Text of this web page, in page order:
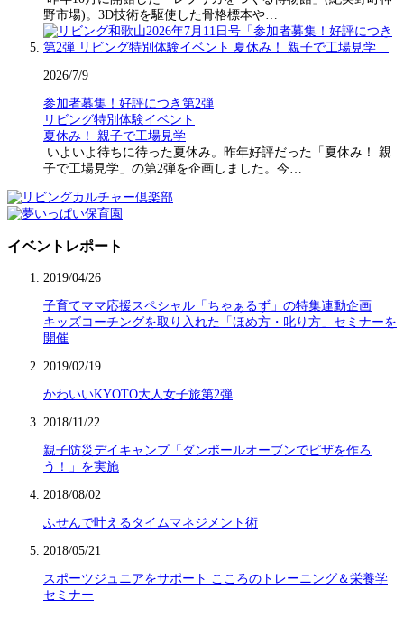
野市場)。3D技術を駆使した骨格標本や…
2026/7/9
参加者募集！好評につき第2弾
リビング特別体験イベント
夏休み！ 親子で工場見学
いよいよ待ちに待った夏休み。昨年好評だった「夏休み！ 親
子で工場見学」の第2弾を企画しました。今…
イベントレポート
2019/04/26
子育てママ応援スペシャル「ちゃぁるず」の特集連動企画
キッズコーチングを取り入れた「ほめ方・叱り方」セミナーを
開催
2019/02/19
かわいいKYOTO大人女子旅第2弾
2018/11/22
親子防災デイキャンプ「ダンボールオーブンでピザを作ろ
う！」を実施
2018/08/02
ふせんで叶えるタイムマネジメント術
2018/05/21
スポーツジュニアをサポート こころのトレーニング＆栄養学
セミナー